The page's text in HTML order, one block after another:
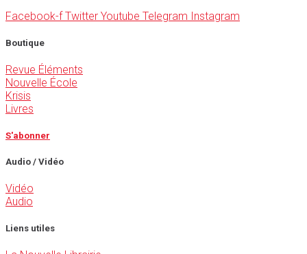
Facebook-f Twitter Youtube Telegram Instagram
Boutique
Revue Éléments
Nouvelle École
Krisis
Livres
S'abonner
Audio / Vidéo
Vidéo
Audio
Liens utiles